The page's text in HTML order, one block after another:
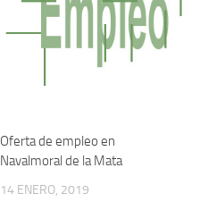
Oferta de empleo en
Navalmoral de la Mata
14 ENERO, 2019